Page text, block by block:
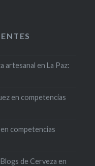
artesanal en La Paz:
en competencias
competencias
de Cerveza en